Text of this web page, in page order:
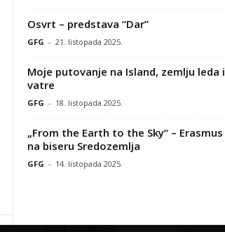
Osvrt – predstava “Dar”
GFG - 21. listopada 2025.
Moje putovanje na Island, zemlju leda i
vatre
GFG - 18. listopada 2025.
„From the Earth to the Sky“ – Erasmus
na biseru Sredozemlja
GFG - 14. listopada 2025.